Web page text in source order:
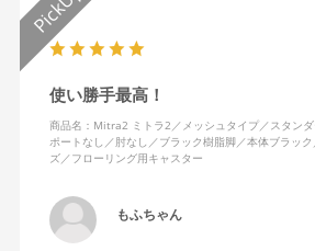
使い勝手最高！
商品名：Mitra2 ミトラ2／メッシュタイプ／スタン
ポートなし／肘なし／ブラック樹脂脚／本体ブラッ
ズ／フローリング用キャスター
もふちゃん